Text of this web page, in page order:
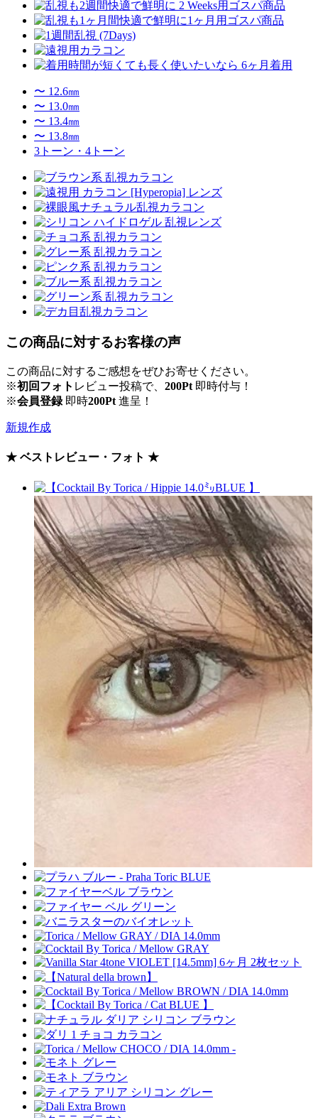
〜 12.6㎜
〜 13.0㎜
〜 13.4㎜
〜 13.8㎜
3トーン・4トーン
この商品に対するお客様の声
この商品に対するご感想をぜひお寄せください。
※初回フォト レビュー投稿で、 200Pt 即時付与！
※会員登録即時200Pt 進呈！
新規作成
★ ベストレビュー・フォト ★